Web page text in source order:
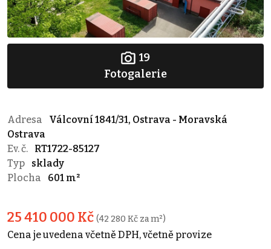
19
Fotogalerie
Adresa
Válcovní 1841/31, Ostrava - Moravská
Ostrava
Ev. č.
RT1722-85127
Typ
sklady
Plocha
601 m²
25 410 000 Kč (42 280 Kč za m²)
Cena je uvedena včetně DPH, včetně provize